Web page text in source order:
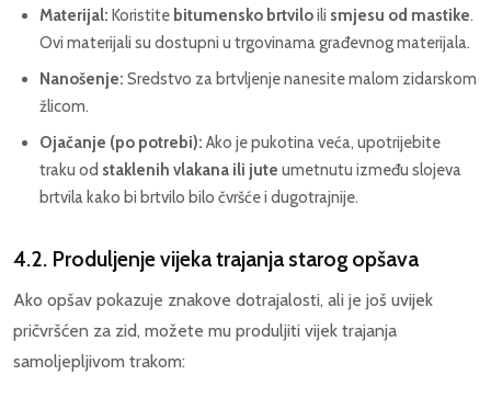
Materijal: Koristite bitumensko brtviloili smjesu od mastike.
Ovi materijali su dostupni u trgovinama građevnog materijala.
Nanošenje: Sredstvo za brtvljenje nanesite malom zidarskom
žlicom.
Ojačanje (po potrebi): Ako je pukotina veća, upotrijebite
traku od staklenih vlakana ili jute umetnutu između slojeva
brtvila kako bi brtvilo bilo čvršće i dugotrajnije.
4.2. Produljenje vijeka trajanja starog opšava
Ako opšav pokazuje znakove dotrajalosti, ali je još uvijek
pričvršćen za zid, možete mu produljiti vijek trajanja
samoljepljivom trakom: